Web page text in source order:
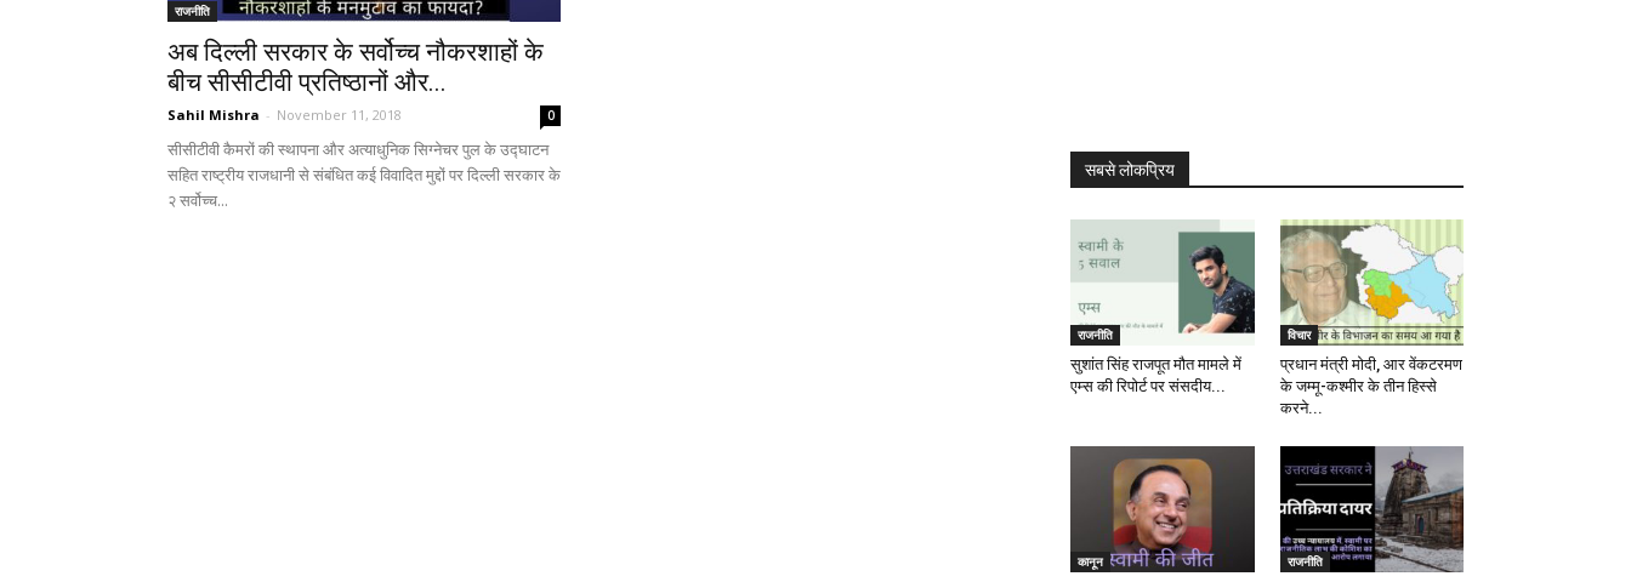
राजनीति
अब दिल्ली सरकार के सर्वोच्च नौकरशाहों के
बीच सीसीटीवी प्रतिष्ठानों और...
Sahil Mishra - November 11, 2018 0
सीसीटीवी कैमरों की स्थापना और अत्याधुनिक सिग्नेचर पुल के उद्घाटन
सहित राष्ट्रीय राजधानी से संबंधित कई विवादित मुद्दों पर दिल्ली सरकार के
२ सर्वोच्च...
सबसे लोकप्रिय
राजनीति
सुशांत सिंह राजपूत मौत मामले में
एम्स की रिपोर्ट पर संसदीय...
विचार
प्रधान मंत्री मोदी, आर वेंकटरमण
के जम्मू-कश्मीर के तीन हिस्से
करने...
कानून राजनीति